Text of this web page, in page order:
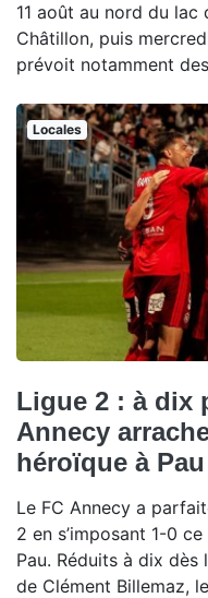
11 août au nord du
Châtillon, puis
prévoit notamment
Locales
Ligue 2 : à dix
Annecy
héroïque à Pau
Le FC Annecy a
2 en s’imposant 1-0
Pau. Réduits à dix dès
de Clément Billemaz,